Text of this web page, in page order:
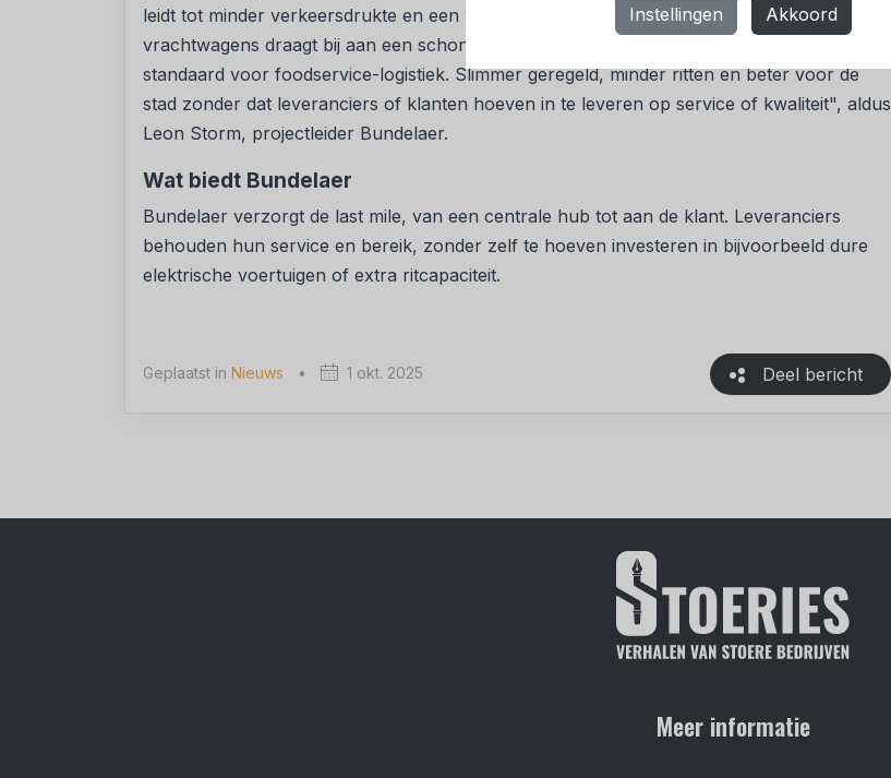
Instellingen Akkoord
leidt tot minder verkeersdrukte en een verbeterde leefbaarheid. De inzet van elektrische
vrachtwagens draagt bij aan een schoner milieu. "We bouwen samen aan een nieuwe
standaard voor foodservice-logistiek. Slimmer geregeld, minder ritten en beter voor de
stad zonder dat leveranciers of klanten hoeven in te leveren op service of kwaliteit", aldus
Leon Storm, projectleider Bundelaer.
Wat biedt Bundelaer
Bundelaer verzorgt de last mile, van een centrale hub tot aan de klant. Leveranciers
behouden hun service en bereik, zonder zelf te hoeven investeren in bijvoorbeeld dure
elektrische voertuigen of extra ritcapaciteit.
Geplaatst in Nieuws • 1 okt. 2025 Deel bericht
Meer informatie